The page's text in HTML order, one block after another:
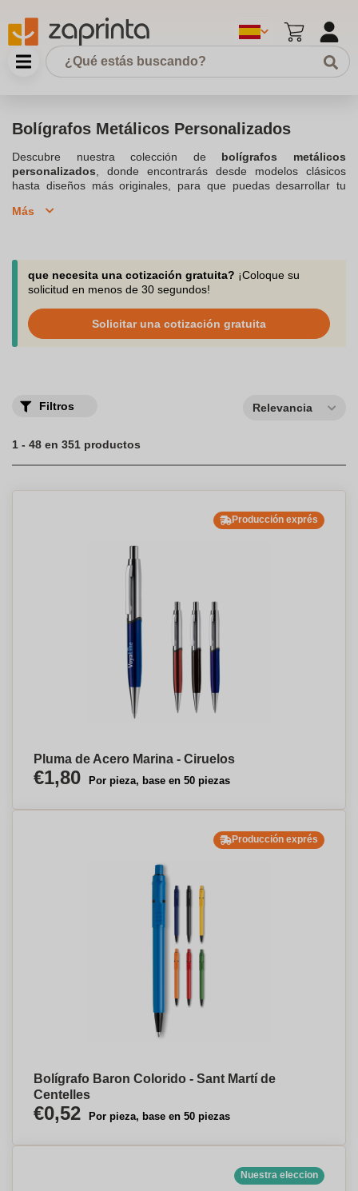
Bolígrafos Metálicos Personalizados
Descubre nuestra colección de bolígrafos metálicos
personalizados , donde encontrarás desde modelos clásicos
hasta diseños más originales, para que puedas desarrollar tu
forma más se adapte al mensaje que quieras transmitir. Mediante
presentación. Los pedidos de
cantidades, desde 10 unidades, para que puedas pedir diversos
productos y crear tu set, con bolígrafos, plumas, blocs de notas…
puedes contactarnos por el chat en vivo, por teléfono o correo
electrónico.
Más
que necesita una cotización gratuita? ¡Coloque su
solicitud en menos de 30 segundos!
Solicitar una cotización gratuita
Filtros Relevancia
1 - 48 en 351 productos
Producción exprés
Pluma de Acero Marina - Ciruelos
€1,80 Por pieza, base en 50 piezas
Producción exprés
Bolígrafo Baron Colorido - Sant Martí de
Centelles
€0,52 Por pieza, base en 50 piezas
Nuestra eleccion